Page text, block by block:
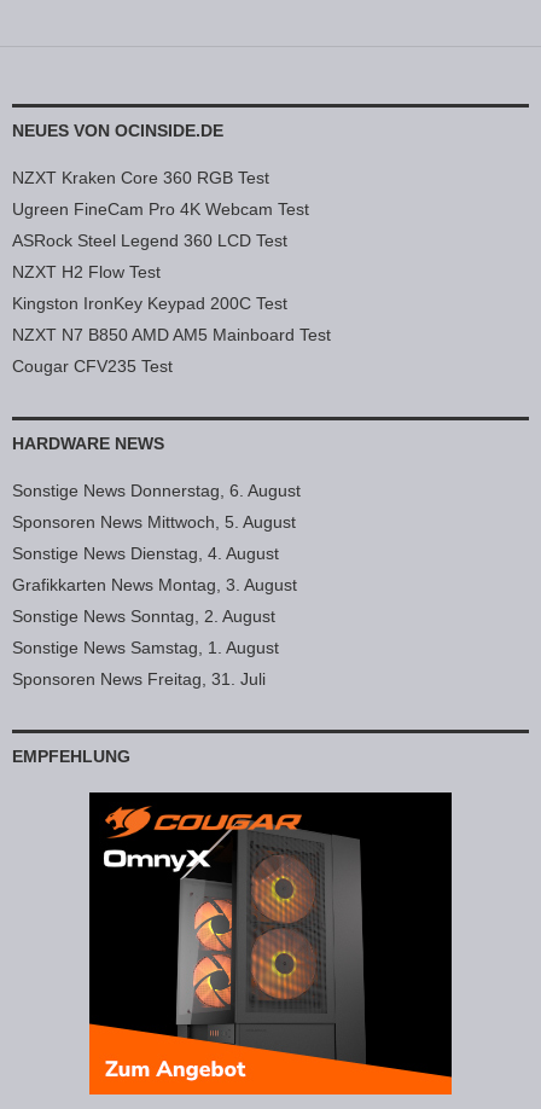
NEUES VON OCINSIDE.DE
NZXT Kraken Core 360 RGB Test
Ugreen FineCam Pro 4K Webcam Test
ASRock Steel Legend 360 LCD Test
NZXT H2 Flow Test
Kingston IronKey Keypad 200C Test
NZXT N7 B850 AMD AM5 Mainboard Test
Cougar CFV235 Test
HARDWARE NEWS
Sonstige News Donnerstag, 6. August
Sponsoren News Mittwoch, 5. August
Sonstige News Dienstag, 4. August
Grafikkarten News Montag, 3. August
Sonstige News Sonntag, 2. August
Sonstige News Samstag, 1. August
Sponsoren News Freitag, 31. Juli
EMPFEHLUNG